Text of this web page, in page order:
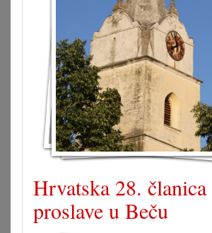
Hrvatska 28.
proslave u Beču